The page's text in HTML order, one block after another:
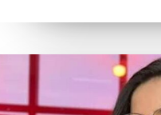
HOUSE
AFRO
HOUSE
TRACK